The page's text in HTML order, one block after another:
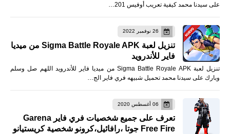
على سيدنا محمد كيفية تعريب أوفيس 201…
26 نوفمبر 2022
تنزيل لعبة Sigma Battle Royale APK من ميديا
فاير للأندرويد
تنزيل لعبة Sigma Battle Royale APK من ميديا فاير للأندرويد اللهم صل وسلم
وبارك على سيدنا محمد تحميل شبيهه فري فاير الج…
06 أغسطس 2020
تعرف على جميع شخصيات فري فاير Garena
Free Fire جوتا ،رافائيل،كرونو شخصية كريستيانو